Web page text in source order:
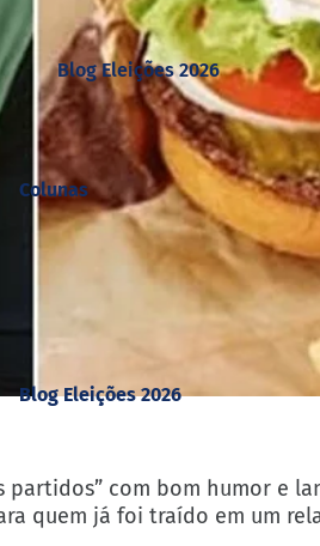
Blog Eleições 2026
Colunas
Blog Eleições 2026
partidos” com bom humor e
quem já foi traído em um